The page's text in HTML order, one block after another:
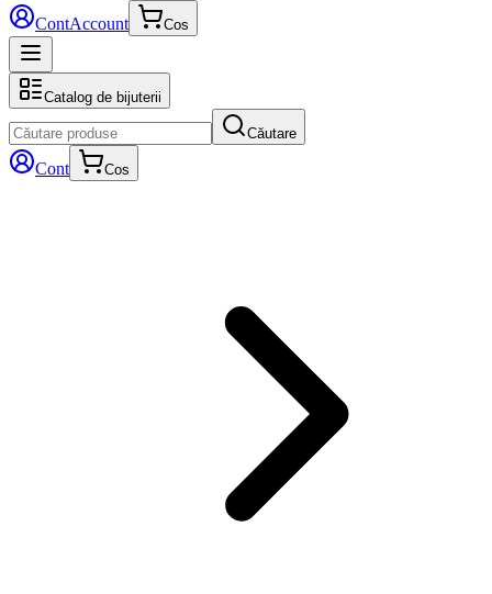
ContAccount Cos
Catalog de bijuterii
Căutare
Cont Cos